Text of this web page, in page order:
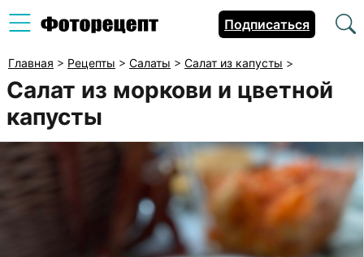
Подписаться
Главная > Рецепты > Салаты > Салат из капусты >
Салат из моркови и цветной
капусты